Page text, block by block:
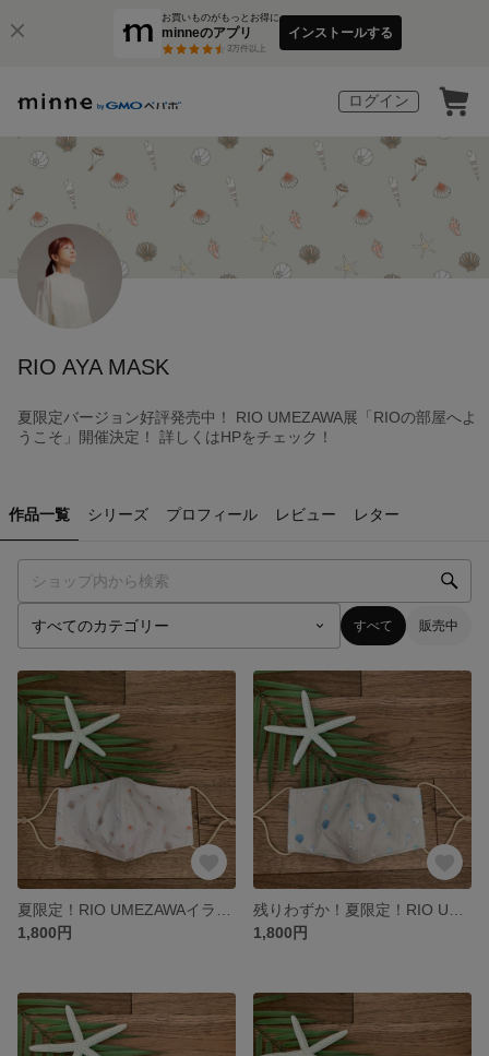
お買いものがもっとお得に
minneのアプリ
3万件以上
インストールする
ログイン
RIO AYA MASK
夏限定バージョン好評発売中！ RIO UMEZAWA展「RIOの部屋へよ
うこそ」開催決定！ 詳しくはHPをチェック！
作品一覧 シリーズ プロフィール レビュー レター
すべて 販売中
1,800円
1,800円